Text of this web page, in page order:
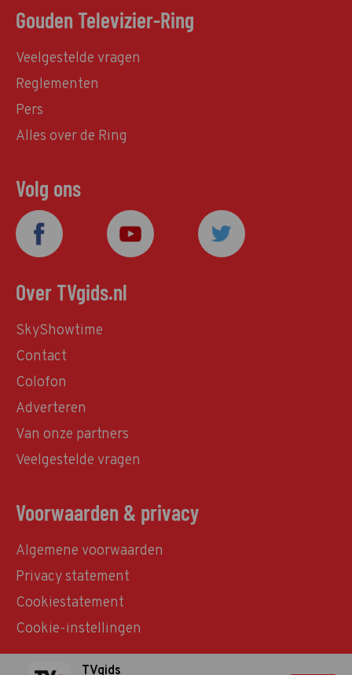
Gouden Televizier-Ring
Veelgestelde vragen
Reglementen
Pers
Alles over de Ring
Volg ons
Over TVgids.nl
SkyShowtime
Contact
Colofon
Adverteren
Van onze partners
Veelgestelde vragen
Voorwaarden & privacy
Algemene voorwaarden
Privacy statement
Cookiestatement
Cookie-instellingen
TVgids